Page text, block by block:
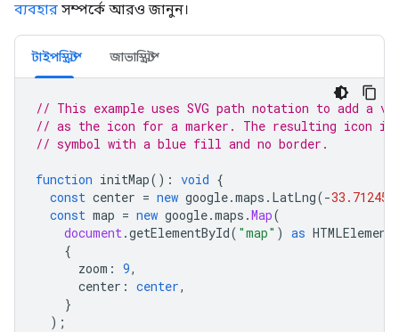
ব্যবহার সম্পর্কে আরও জানুন।
টাইপস্ক্রিপ্ট জাভাস্ক্রিপ্ট
// This example uses SVG path notation to add a
// as the icon for a marker. The resulting icon is a
// symbol with a blue fill and no border.
function initMap() : void {
const center = new google.maps . LatLng(-33.712451
const map = new google.maps .Map(
document.getElementById( "map" ) as HTMLElement
{
zoom : 9,
center : center,
}
);